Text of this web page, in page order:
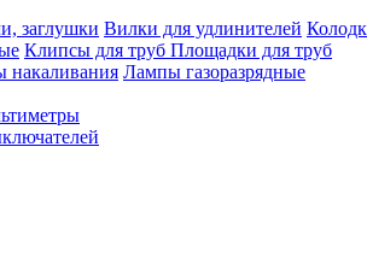
заглушки Вилки для удлинителей
Клипсы для труб Площадки для труб
накаливания Лампы газоразрядные